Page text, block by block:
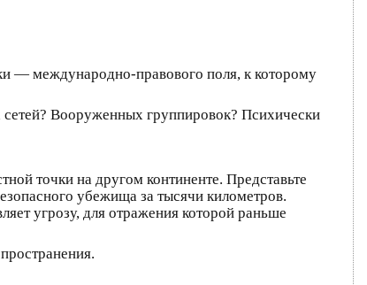
— международно-правового поля, к которому
Вооруженных группировок? Психически
точки на другом континенте. Представьте
убежища за тысячи километров.
угрозу, для отражения которой раньше